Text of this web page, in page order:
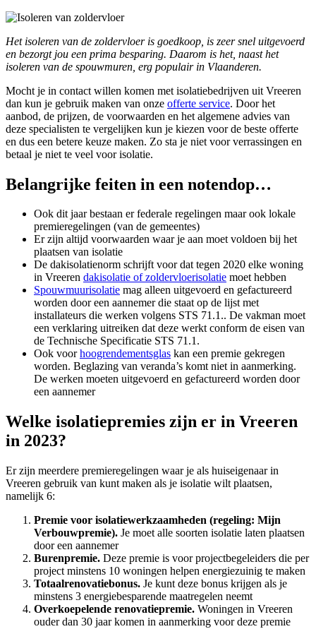
Het isoleren van de zoldervloer is goedkoop, is zeer snel uitgevoerd
en bezorgt jou een prima besparing. Daarom is het, naast het
isoleren van de spouwmuren, erg populair in Vlaanderen.
Mocht je in contact willen komen met isolatiebedrijven uit Vreeren
dan kun je gebruik maken van onze offerte service. Door het
aanbod, de prijzen, de voorwaarden en het algemene advies van
deze specialisten te vergelijken kun je kiezen voor de beste offerte
en dus een betere keuze maken. Zo sta je niet voor verrassingen en
betaal je niet te veel voor isolatie.
Belangrijke feiten in een notendop…
Ook dit jaar bestaan er federale regelingen maar ook lokale
premieregelingen (van de gemeentes)
Er zijn altijd voorwaarden waar je aan moet voldoen bij het
plaatsen van isolatie
De dakisolatienorm schrijft voor dat tegen 2020 elke woning
in Vreeren dakisolatie of zoldervloerisolatie moet hebben
Spouwmuurisolatie mag alleen uitgevoerd en gefactureerd
worden door een aannemer die staat op de lijst met
installateurs die werken volgens STS 71.1.. De vakman moet
een verklaring uitreiken dat deze werkt conform de eisen van
de Technische Specificatie STS 71.1.
Ook voorhoogrendementsglas kan een premie gekregen
worden. Beglazing van veranda’s komt niet in aanmerking.
De werken moeten uitgevoerd en gefactureerd worden door
een aannemer
Welke isolatiepremies zijn er in Vreeren
in 2023?
Er zijn meerdere premieregelingen waar je als huiseigenaar in
Vreeren gebruik van kunt maken als je isolatie wilt plaatsen,
namelijk 6:
Premie voor isolatiewerkzaamheden (regeling: Mijn
Verbouwpremie). Je moet alle soorten isolatie laten plaatsen
door een aannemer
Burenpremie. Deze premie is voor projectbegeleiders die per
project minstens 10 woningen helpen energiezuinig te maken
Totaalrenovatiebonus. Je kunt deze bonus krijgen als je
minstens 3 energiebesparende maatregelen neemt
Overkoepelende renovatiepremie. Woningen in Vreeren
ouder dan 30 jaar komen in aanmerking voor deze premie